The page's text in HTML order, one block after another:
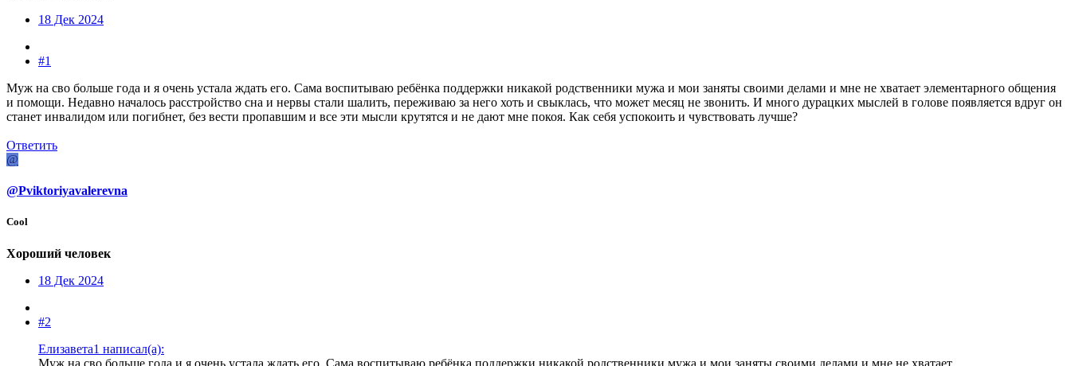
18 Дек 2024
#1
Муж на сво больше года и я очень устала ждать его. Сама воспитываю ребёнка поддержки никакой родственники мужа и мои заняты своими делами и мне не хватает элементарного общения
и помощи. Недавно началось расстройство сна и нервы стали шалить, переживаю за него хоть и свыклась, что может месяц не звонить. И много дурацких мыслей в голове появляется вдруг он
станет инвалидом или погибнет, без вести пропавшим и все эти мысли крутятся и не дают мне покоя. Как себя успокоить и чувствовать лучше?
Ответить
@
@Pviktoriyavalerevna
Cool
Хороший человек
18 Дек 2024
#2
Елизавета1 написал(а):
Муж на сво больше года и я очень устала ждать его. Сама воспитываю ребёнка поддержки никакой родственники мужа и мои заняты своими делами и мне не хватает